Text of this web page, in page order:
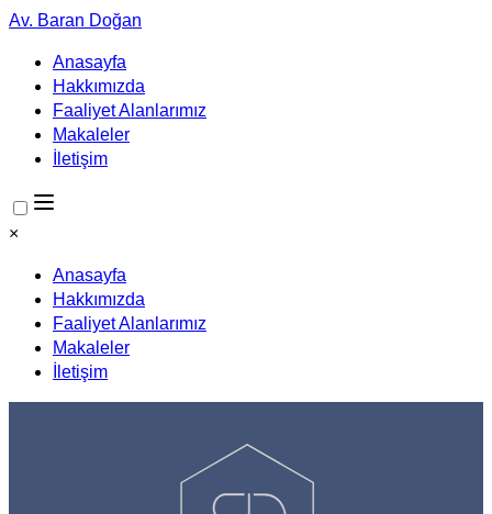
Av. Baran Doğan
Anasayfa
Hakkımızda
Faaliyet Alanlarımız
Makaleler
İletişim
×
Anasayfa
Hakkımızda
Faaliyet Alanlarımız
Makaleler
İletişim